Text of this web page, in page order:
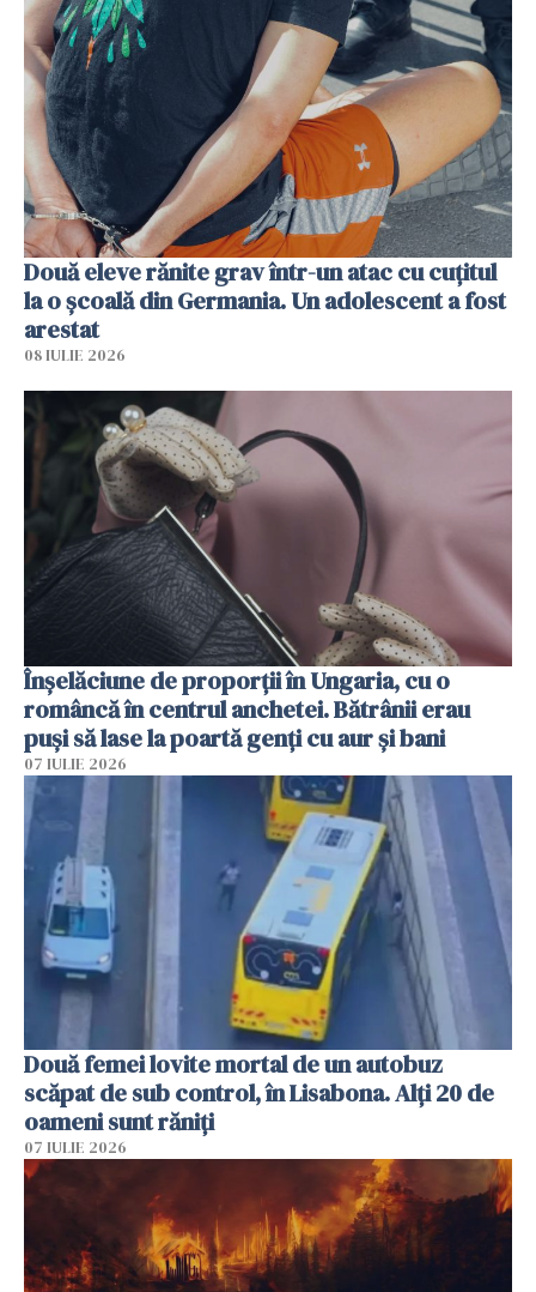
Două eleve rănite grav într-un atac cu cuțitul
la o școală din Germania. Un adolescent a fost
arestat
08 IULIE 2026
Înșelăciune de proporții în Ungaria, cu o
româncă în centrul anchetei. Bătrânii erau
puși să lase la poartă genți cu aur și bani
07 IULIE 2026
Două femei lovite mortal de un autobuz
scăpat de sub control, în Lisabona. Alți 20 de
oameni sunt răniți
07 IULIE 2026